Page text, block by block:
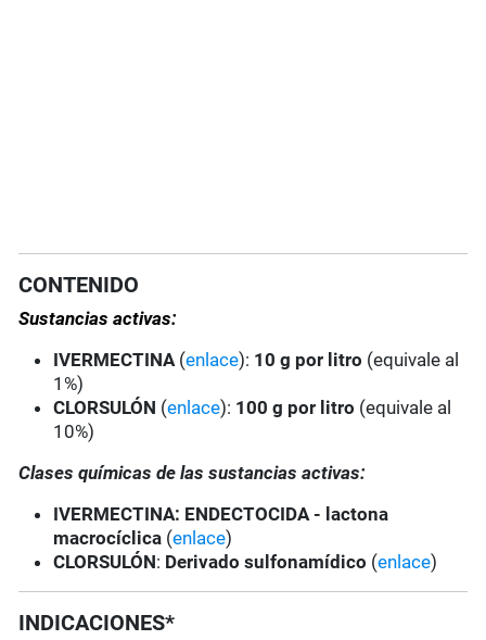
CONTENIDO
Sustancias activas:
IVERMECTINA(enlace): 10 g por litro (equivale al
1%)
CLORSULÓN (enlace): 100 g por litro (equivale al
10%)
Clases químicas de las sustancias activas:
IVERMECTINA: ENDECTOCIDA - lactona
macrocíclica (enlace)
CLORSULÓN: Derivado sulfonamídico (enlace)
INDICACIONES*